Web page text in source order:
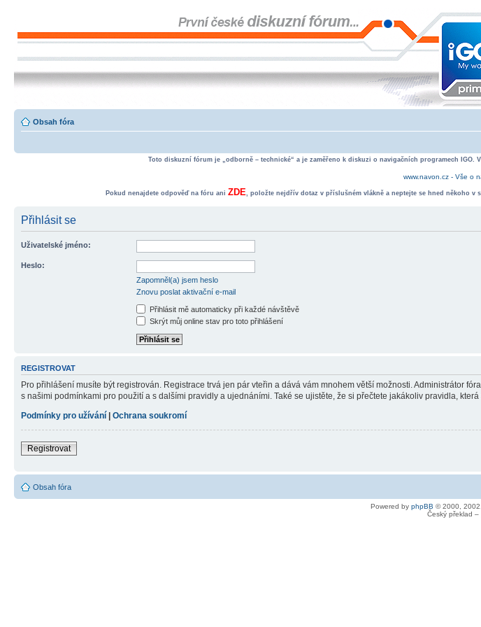
Obsah fóra
Toto diskuzní fórum je „odborně – technické“ a je zaměřeno k diskuzi o navigačních programech
www.navon.cz - Vše o
Pokud nenajdete odpověď na fóru ani ZDE, položte nejdřív dotaz v příslušném vlákně a neptejte se hned někoho v
Přihlásit se
Uživatelské jméno:
Heslo:
Zapomněl(a) jsem heslo
Znovu poslat aktivační e-mail
Přihlásit mě automaticky při každé návštěvě
Skrýt můj online stav pro toto přihlášení
REGISTROVAT
Pro přihlášení musíte být registrován. Registrace trvá jen pár vteřin a dává vám mnohem větší možnosti. Administrátor
s našimi podmínkami pro použití a s dalšími pravidly a ujednáními. Také se ujistěte, že si přečtete jakákoliv pravidla, která
Podmínky pro užívání | Ochrana soukromí
Registrovat
Obsah fóra
Powered by phpBB © 2000,
Český překlad –